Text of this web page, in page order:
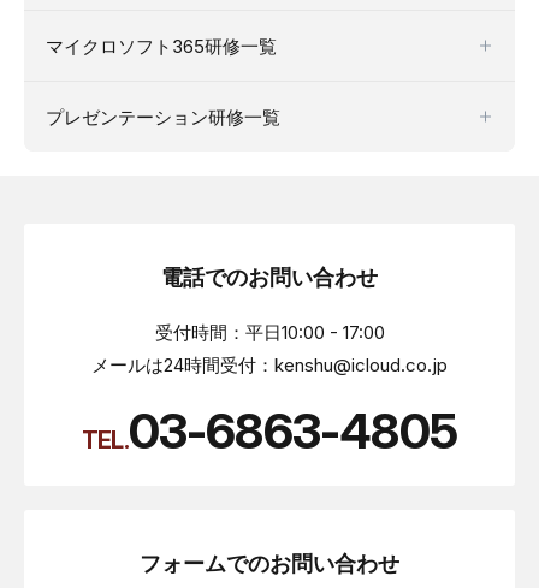
マイクロソフト365研修一覧
プレゼンテーション研修一覧
電話でのお問い合わせ
受付時間：平日10:00 - 17:00
メールは24時間受付：kenshu@icloud.co.jp
TEL.03-6863-4805
フォームでのお問い合わせ